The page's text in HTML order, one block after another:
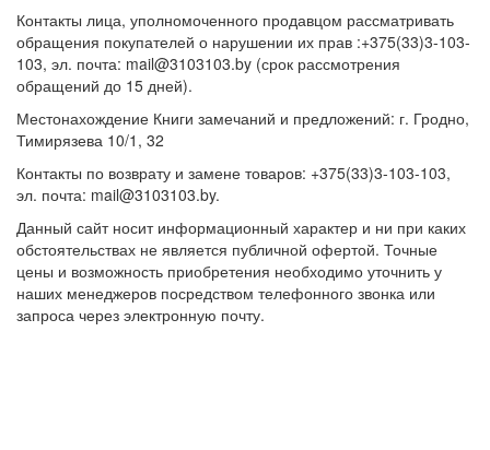
Контакты лица, уполномоченного продавцом рассматривать
обращения покупателей о нарушении их прав :+375(33)3-103-
103, эл. почта: mail@3103103.by (срок рассмотрения
обращений до 15 дней).
Местонахождение Книги замечаний и предложений: г. Гродно,
Тимирязева 10/1, 32
Контакты по возврату и замене товаров: +375(33)3-103-103,
эл. почта: mail@3103103.by.
Данный сайт носит информационный характер и ни при каких
обстоятельствах не является публичной офертой. Точные
цены и возможность приобретения необходимо уточнить у
наших менеджеров посредством телефонного звонка или
запроса через электронную почту.